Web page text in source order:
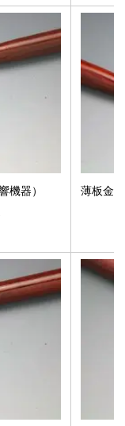
機器）
薄板金